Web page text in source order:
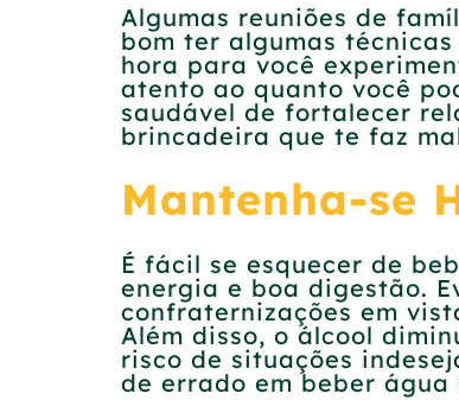
Algumas reuniões de
bom ter algumas
hora para você
atento ao quanto você
saudável de fortalecer
brincadeira que te faz
Mantenha-se
É fácil se esquecer de
energia e boa digestão.
confraternizações em
Além disso, o álcool
risco de situações
de errado em beber água